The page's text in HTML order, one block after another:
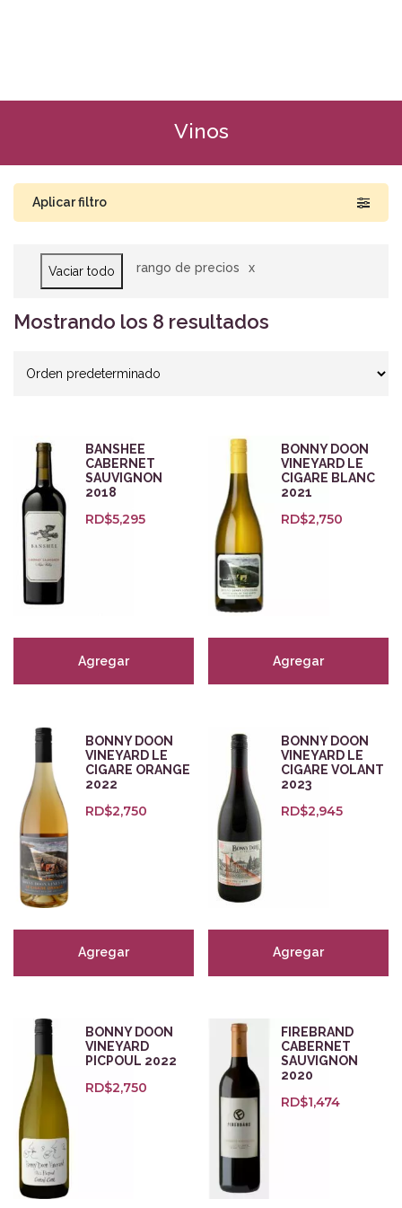
Vinos
Aplicar filtro
RD$1,470
Zonas
Beaujolais (11)
Borgoña
Brunello di Montalcino
Burdeos
Campo de Borja (0)
Cava (15)
Champagne (18)
Douro (3)
Mostrar más
Categorías
Cervezas
Empaques para regalo
Orange
Tintos (247)
Blancos (127)
Dulces y Fortificados
Tipo del producto
Orgánico
Vegano
Vaciar todo rango de precios
Mostrando los 8 resultados
BANSHEE
CABERNET
SAUVIGNON
2018
RD$5,295
Agregar
BONNY DOON
VINEYARD LE
CIGARE BLANC
2021
RD$2,750
Agregar
BONNY DOON
VINEYARD LE
CIGARE ORANGE
2022
RD$2,750
Agregar
BONNY DOON
VINEYARD LE
CIGARE VOLANT
2023
RD$2,945
Agregar
BONNY DOON
VINEYARD
PICPOUL 2022
RD$2,750
FIREBRAND
CABERNET
SAUVIGNON
2020
RD$1,474